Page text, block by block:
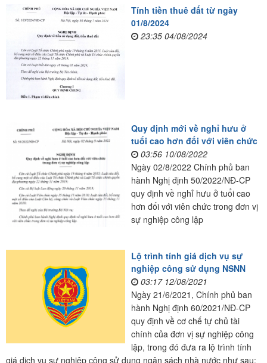
Tính tiền thuê đất từ ngày
01/8/2024
23:35 04/08/2024
Quy định mới về nghỉ hưu ở
tuổi cao hơn đối với viên chức
03:56 10/08/2022
Ngày 02/8/2022 Chính phủ ban
hành Nghị định 50/2022/NĐ-CP
quy định về nghỉ hưu ở tuổi cao
hơn đối với viên chức trong đơn vị
sự nghiệp công lập
Lộ trình tính giá dịch vụ sự
nghiệp công sử dụng NSNN
03:17 12/08/2021
Ngày 21/6/2021, Chính phủ ban
hành Nghị định 60/2021/NĐ-CP
quy định về cơ chế tự chủ tài
chính của đơn vị sự nghiệp công
lập, trong đó đưa ra lộ trình tính
giá dịch vụ sự nghiệp công sử dụng ngân sách nhà nước như sau: